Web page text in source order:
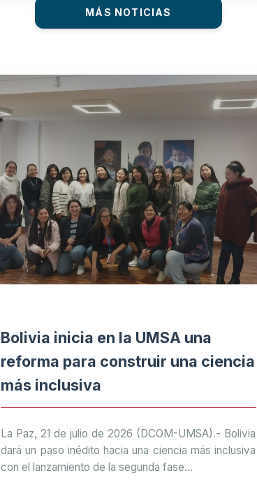
MÁS NOTICIAS
Bolivia inicia en la UMSA una
reforma para construir una ciencia
más inclusiva
La Paz, 21 de julio de 2026 (DCOM-UMSA).- Bolivia
dará un paso inédito hacia una ciencia más inclusiva
con el lanzamiento de la segunda fase...